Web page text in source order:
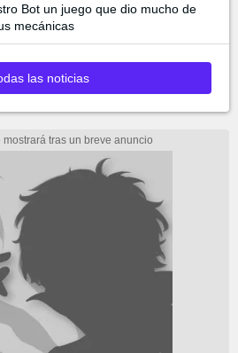
Bot un juego que dio mucho de
mecánicas
las noticias